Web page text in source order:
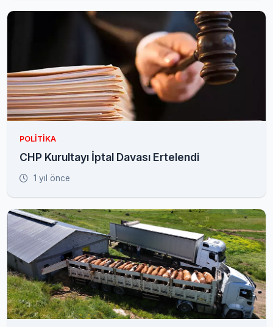
POLITIKA
CHP Kurultayı İptal Davası Ertelendi
1 yıl önce